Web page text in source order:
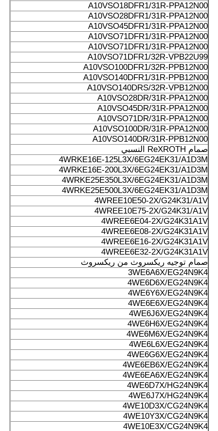
A10VSO18DFR1/31R-PPA12N00
A10VSO28DFR1/31R-PPA12N00
A10VSO45DFR1/31R-PPA12N00
A10VSO71DFR1/31R-PPA12N00
A10VSO71DFR1/31R-PPA12N00
A10VSO71DFR1/32R-VPB22U99
A10VSO100DFR1/32R-PPB12N00
A10VSO140DFR1/31R-PPB12N00
A10VSO140DRS/32R-VPB12N00
A10VSO28DR/31R-PPA12N00
A10VSO45DR/31R-PPA12N00
A10VSO71DR/31R-PPA12N00
A10VSO100DR/31R-PPA12N00
A10VSO140DR/31R-PPB12N00
صمام ReXROTH النسبي
4WRKE16E-125L3X/6EG24EK31/A1D3M
4WRKE16E-200L3X/6EG24EK31/A1D3M
4WRKE25E350L3X/6EG24EK31/A1D3M
4WRKE25E500L3X/6EG24EK31/A1D3M
4WREE10E50-2X/G24K31/A1V
4WREE10E75-2X/G24K31/A1V
4WREE6E04-2X/G24K31A1V
4WREE6E08-2X/G24K31A1V
4WREE6E16-2X/G24K31A1V
4WREE6E32-2X/G24K31A1V
صمام توجيه ريكسروث من ريكسروث
3WE6A6X/EG24N9K4
4WE6D6X/EG24N9K4
4WE6Y6X/EG24N9K4
4WE6E6X/EG24N9K4
4WE6J6X/EG24N9K4
4WE6H6X/EG24N9K4
4WE6M6X/EG24N9K4
4WE6L6X/EG24N9K4
4WE6G6X/EG24N9K4
4WE6EB6X/EG24N9K4
4WE6EA6X/EG24N9K4
4WE6D7X/HG24N9K4
4WE6J7X/HG24N9K4
4WE10D3X/CG24N9K4
4WE10Y3X/CG24N9K4
4WE10E3X/CG24N9K4